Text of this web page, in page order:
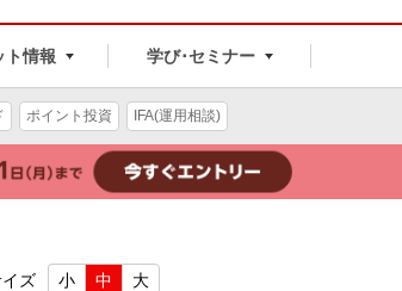
ト情報 学び･セミナー
ポイント投資 IFA(運用相談)
ズ 小 中 大